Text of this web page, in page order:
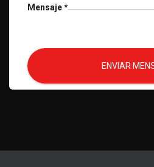
Mensaje*
ENVIAR